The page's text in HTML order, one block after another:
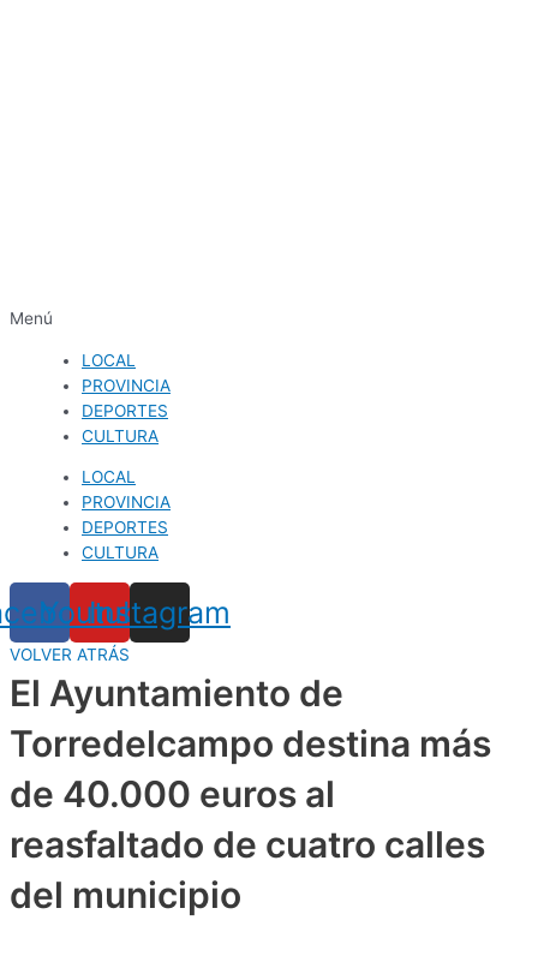
Menú
LOCAL
PROVINCIA
DEPORTES
CULTURA
LOCAL
PROVINCIA
DEPORTES
CULTURA
Youtube
Instagram
VOLVER ATRÁS
El Ayuntamiento de
Torredelcampo destina más
de 40.000 euros al
reasfaltado de cuatro calles
del municipio